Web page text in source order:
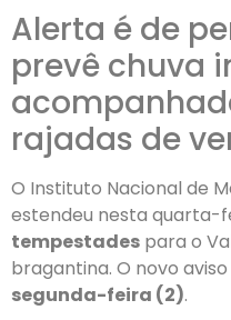
Alerta é de
prevê chuva
rajadas de
O Instituto Nacional de
estendeu nesta quarta-
tempestades para o
bragantina. O novo
segunda-feira (2).